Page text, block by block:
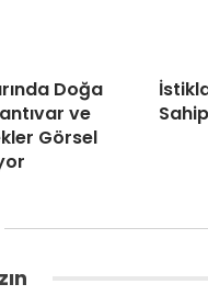
Doğa
ve
Görsel